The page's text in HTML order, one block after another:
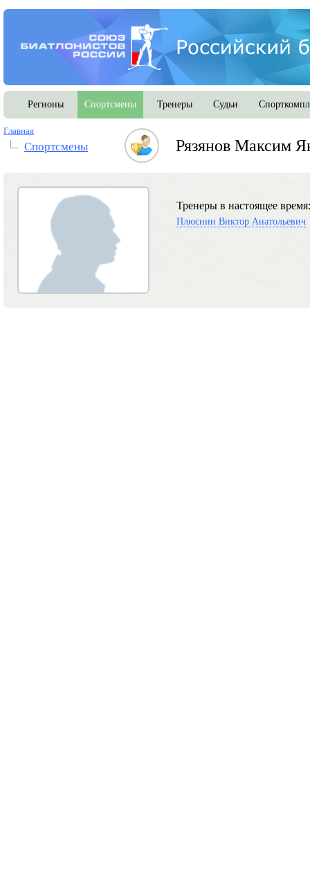
Регионы Спортсмены Тренеры Судьи
Главная
Спортсмены Рязянов Максим
Тренеры в настоящее время:
Плюснин Виктор Анатольевич